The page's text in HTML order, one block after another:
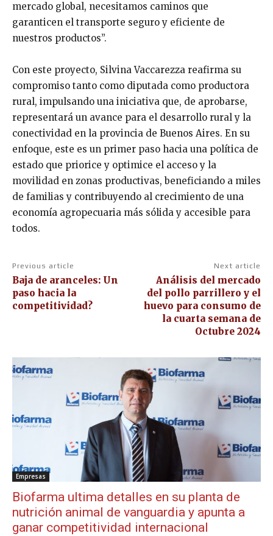
mercado global, necesitamos caminos que
garanticen el transporte seguro y eficiente de
nuestros productos”.
Con este proyecto, Silvina Vaccarezza reafirma su
compromiso tanto como diputada como productora
rural, impulsando una iniciativa que, de aprobarse,
representará un avance para el desarrollo rural y la
conectividad en la provincia de Buenos Aires. En su
enfoque, este es un primer paso hacia una política de
estado que priorice y optimice el acceso y la
movilidad en zonas productivas, beneficiando a miles
de familias y contribuyendo al crecimiento de una
economía agropecuaria más sólida y accesible para
todos.
Previous article
Baja de aranceles: Un
paso hacia la
competitividad?
Next article
Análisis del mercado
del pollo parrillero y el
huevo para consumo de
la cuarta semana de
Octubre 2024
Empresas
Biofarma ultima detalles en su planta de
nutrición animal de vanguardia y apunta a
ganar competitividad internacional